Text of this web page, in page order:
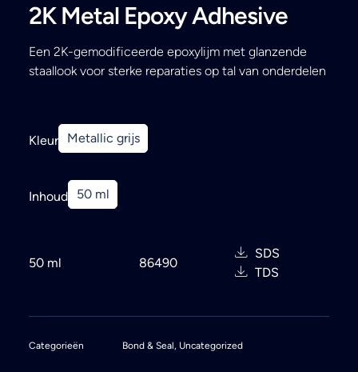
2K Metal Epoxy Adhesive
Een 2K-gemodificeerde epoxylijm met glanzende
staallook voor sterke reparaties op tal van onderdelen
Kleur Metallic grijs
Inhoud 50 ml
50 ml 86490
SDS
TDS
Categorieën Bond & Seal, Uncategorized